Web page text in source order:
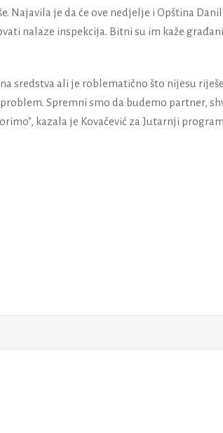
Najavila je da će ove nedjelje i Opština
nalaze inspekcija. Bitni su im kaže
sredstva ali je roblematično što nijesu
Spremni smo da budemo partner,
kazala je Kovačević za Jutarnji